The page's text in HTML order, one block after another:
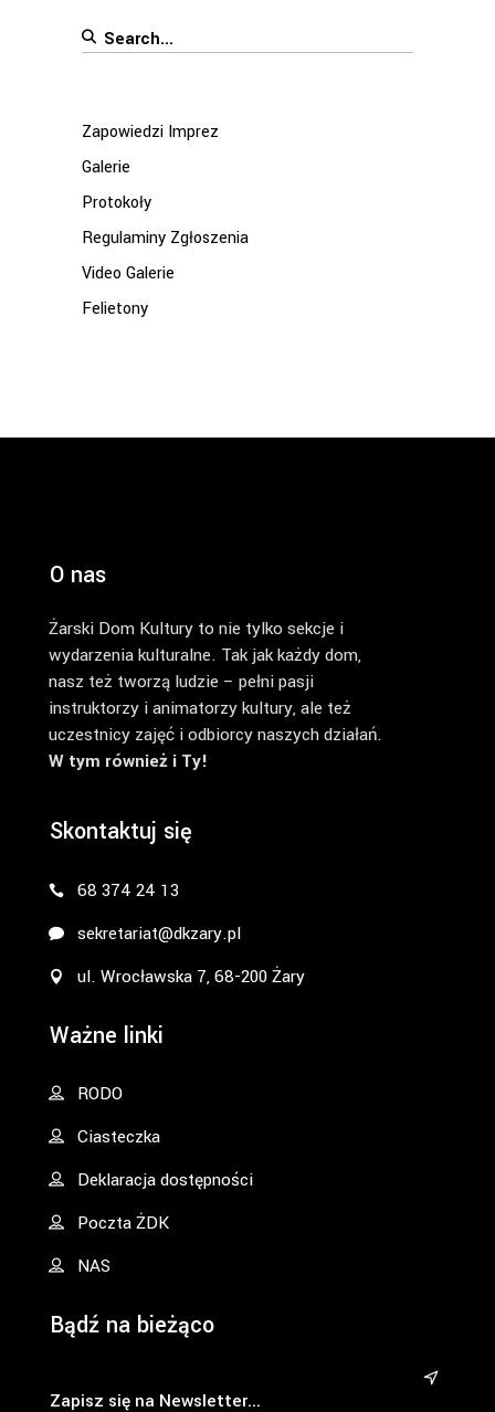
Search
Zapowiedzi Imprez
Galerie
Protokoły
Regulaminy Zgłoszenia
Video Galerie
Felietony
O nas
Żarski Dom Kultury to nie tylko sekcje i
wydarzenia kulturalne. Tak jak każdy dom,
nasz też tworzą ludzie – pełni pasji
instruktorzy i animatorzy kultury, ale też
uczestnicy zajęć i odbiorcy naszych działań.
W tym również i Ty!
Skontaktuj się
68 374 24 13
sekretariat@dkzary.pl
ul. Wrocławska 7, 68-200 Żary
Ważne linki
RODO
Ciasteczka
Deklaracja dostępności
Poczta ŻDK
NAS
Bądź na bieżąco
&